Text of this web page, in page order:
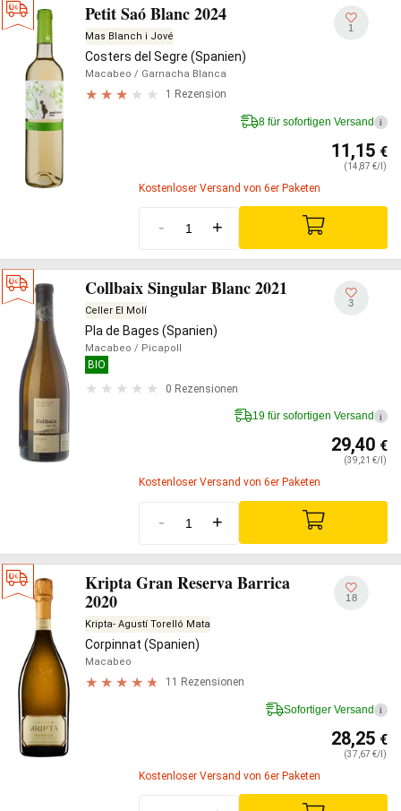
Petit Saó Blanc 2024
Mas Blanch i Jové
Costers del Segre (Spanien)
Macabeo / Garnacha Blanca
1 Rezension
1
8 für sofortigen Versand i
11,15 €
(14,87 €/l)
Kostenloser Versand von 6er Paketen
- +
Collbaix Singular Blanc 2021
Celler El Molí
Pla de Bages (Spanien)
Macabeo / Picapoll
BIO
0 Rezensionen
3
19 für sofortigen Versand i
29,40 €
(39,21 €/l)
Kostenloser Versand von 6er Paketen
- +
Kripta Gran Reserva Barrica
2020
Kripta- Agustí Torelló Mata
Corpinnat (Spanien)
Macabeo
11 Rezensionen
18
Sofortiger Versand i
28,25 €
(37,67 €/l)
Kostenloser Versand von 6er Paketen